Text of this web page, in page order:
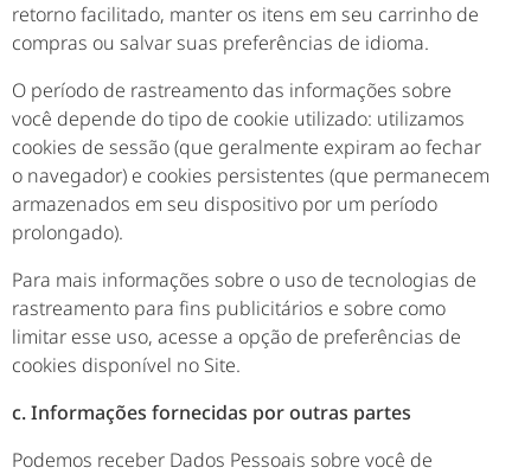
retorno facilitado, manter os itens em seu carrinho de
compras ou salvar suas preferências de idioma.
O período de rastreamento das informações sobre
você depende do tipo de cookie utilizado: utilizamos
cookies de sessão (que geralmente expiram ao fechar
o navegador) e cookies persistentes (que permanecem
armazenados em seu dispositivo por um período
prolongado).
Para mais informações sobre o uso de tecnologias de
rastreamento para fins publicitários e sobre como
limitar esse uso, acesse a opção de preferências de
cookies disponível no Site.
c. Informações fornecidas por outras partes
Podemos receber Dados Pessoais sobre você de